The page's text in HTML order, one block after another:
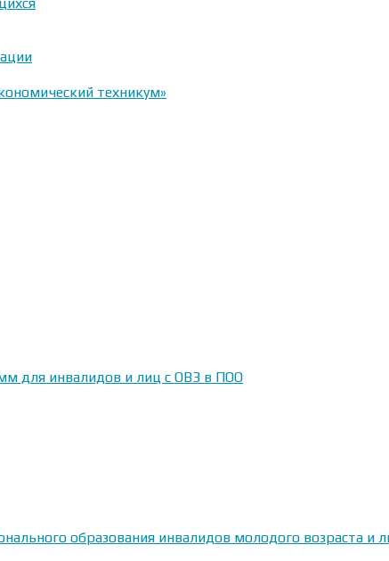
техникум»
для инвалидов и лиц с ОВЗ в ПОО
образования инвалидов молодого возраста